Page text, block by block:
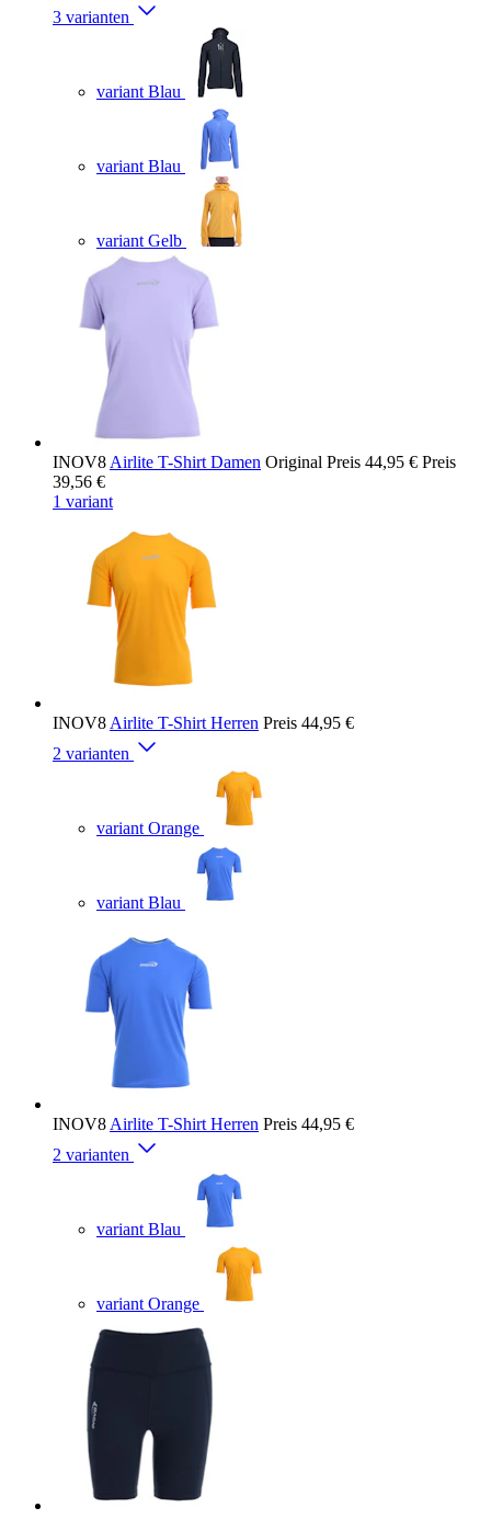
3 varianten
variant Blau
variant Blau
variant Gelb
INOV8 Airlite T-Shirt Damen Original Preis 44,95 € Preis
39,56 €
1 variant
INOV8 Airlite T-Shirt Herren Preis 44,95 €
2 varianten
variant Orange
variant Blau
INOV8 Airlite T-Shirt Herren Preis 44,95 €
2 varianten
variant Blau
variant Orange